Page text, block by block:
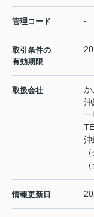
管理コード -
取引条件の
有効期限
取扱会社
か
沖
一
沖
情報更新日